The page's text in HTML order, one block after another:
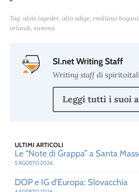
Tag:alois lageder, alto adige, emiliano bogani,
orlandi, summa
SI.net Writing Staff
Writing staffdi
Leggi tutti i suoi
ULTIMI ARTICOLI
Le “Note di Grappa” a Santa
5 AGOSTO 2026
DOP e IG d’Europa: Slovacchia